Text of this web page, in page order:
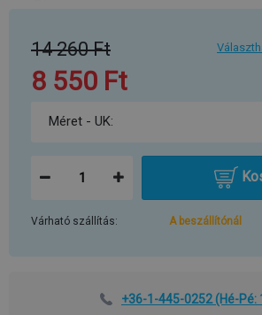
14 260 Ft
8 550 Ft
Várható szállítás: A beszállítónál
+36-1-445-0252(Hé-Pé: